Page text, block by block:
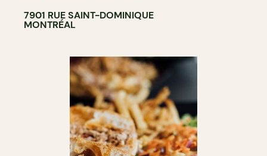
7901 RUE SAINT-DOMINIQUE
MONTRÉAL